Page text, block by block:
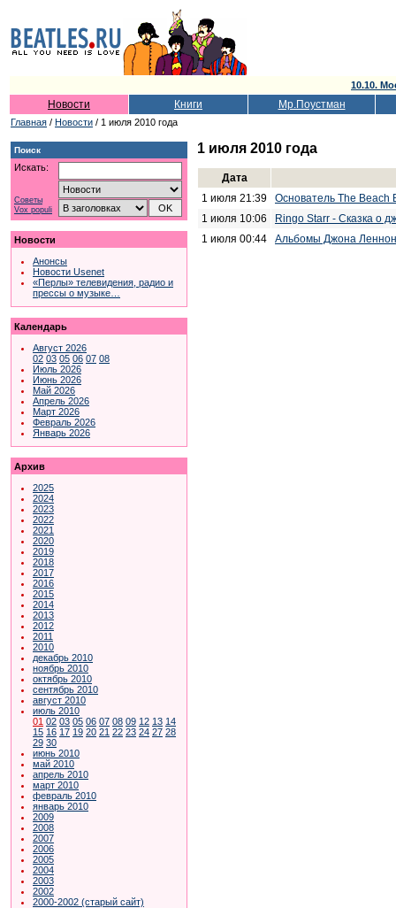
10.10.
Новости Книги Мр.Поустман
Главная / Новости / 1 июля 2010 года
Поиск
Искать:
Советы
Vox populi
Новости
Анонсы
Новости Usenet
«Перлы» телевидения, радио и
прессы о музыке…
Календарь
Август 2026
02 03 05 06 07 08
Июль 2026
Июнь 2026
Май 2026
Апрель 2026
Март 2026
Февраль 2026
Январь 2026
Архив
2025
2024
2023
2022
2021
2020
2019
2018
2017
2016
2015
2014
2013
2012
2011
2010
декабрь 2010
ноябрь 2010
октябрь 2010
сентябрь 2010
август 2010
июль 2010
01 02 03 05 06 07 08 09 12 13 14
15 16 17 19 20 21 22 23 24 27 28
29 30
июнь 2010
май 2010
апрель 2010
март 2010
февраль 2010
январь 2010
2009
2008
2007
2006
2005
2004
2003
2002
2000-2002 (старый сайт)
1 июля 2010 года
Дата
1 июля 21:39
Основатель The Beach
1 июля 10:06
Ringo Starr - Сказка о
1 июля 00:44
Альбомы Джона